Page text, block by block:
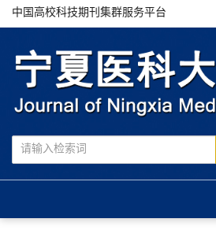
中国高校科技期刊集群服务平台